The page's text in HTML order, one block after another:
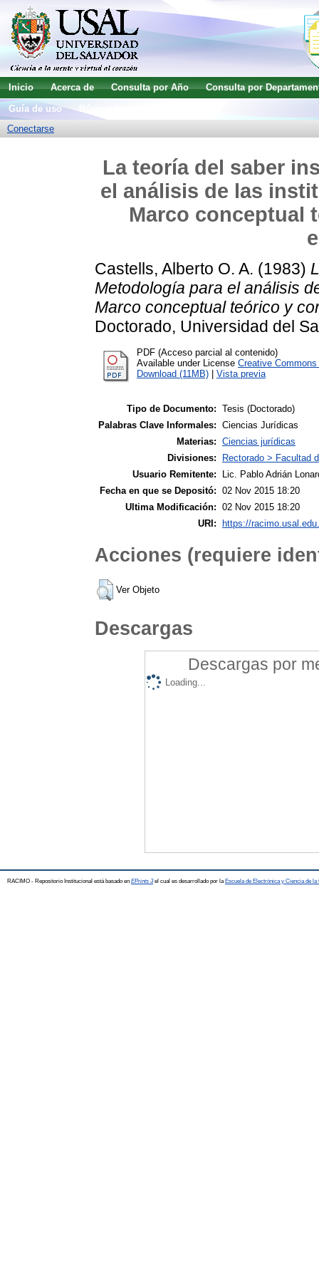
Inicio Acerca de Consulta por Año
Consulta por
Guía de uso
Conectarse
La teoría del saber
el análisis de las
Marco conceptual
Castells, Alberto O. A. (1983)
Metodología para el análisis
Marco conceptual teórico y
Doctorado, Universidad del
PDF (Acceso parcial al contenido)
Available under License Creative
Download (11MB)
Vista previa
Tipo de Documento: Tesis (Doctorado)
Palabras Clave Informales: Ciencias Jurídicas
Materias: Ciencias jurídicas
Divisiones:
Rectorado > Facultad
Usuario Remitente:
Lic. Pablo Adrián
Fecha en que se Depositó: 02 Nov 2015 18:20
Ultima Modificación: 02 Nov 2015 18:20
URI:
https://
Acciones (requiere
Ver Objeto
Descargas
Descargas por
Loading...
RACIMO - Repositorio Institucional está basado en EPrints 3el cual es desarrollado por la Escuela de Electrónica y Ciencia de la